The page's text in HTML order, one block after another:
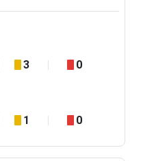
3 0
1 0